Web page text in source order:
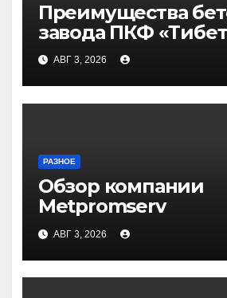
Преимущества
завода ПКФ
Волгограде и
АВГ 3, 2026
РАЗНОЕ
Обзор компании
Metpromserv
АВГ 3, 2026